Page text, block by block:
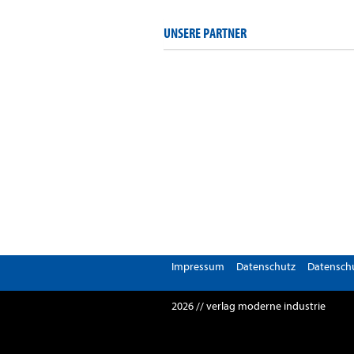
UNSERE PARTNER
Impressum Datenschutz
2026 // verlag moderne industrie